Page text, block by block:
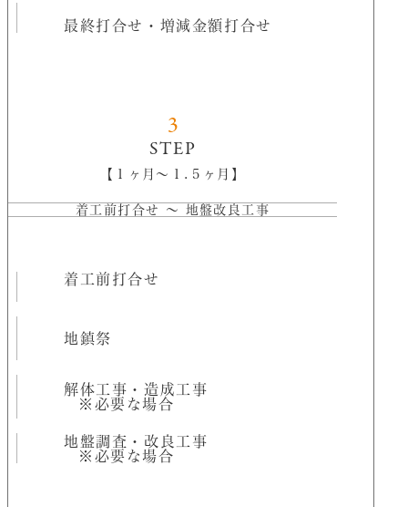
最終打合せ・増減金額打合せ
3
STEP
【１ヶ月〜１.５ヶ月】
着工前打合せ 〜 地盤改良工事
着工前打合せ
地鎮祭
解体工事・造成工事
※必要な場合
地盤調査・改良工事
※必要な場合